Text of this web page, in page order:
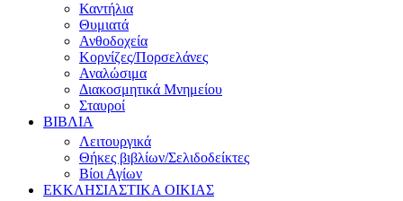
Καντήλια
Θυμιατά
Ανθοδοχεία
Κορνίζες/Πορσελάνες
Αναλώσιμα
Διακοσμητικά Μνημείου
Σταυροί
ΒΙΒΛΙΑ
Λειτουργικά
Θήκες βιβλίων/Σελιδοδείκτες
Βίοι Αγίων
ΕΚΚΛΗΣΙΑΣΤΙΚΑ ΟΙΚΙΑΣ